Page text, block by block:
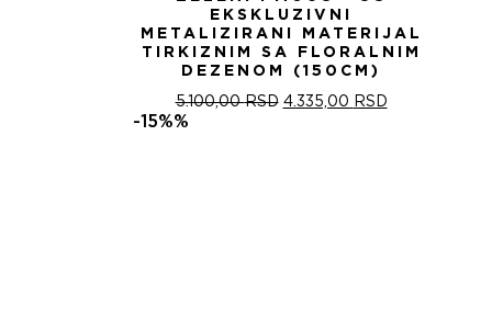
EKSKLUZIVNI
METALIZIRANI MATERIJAL
TIRKIZNIM SA FLORALNIM
DEZENOM (150CM)
5.100,00RSD ОРИГИНАЛНА
4.335,00 RSDТРЕНУТНА
-15%%